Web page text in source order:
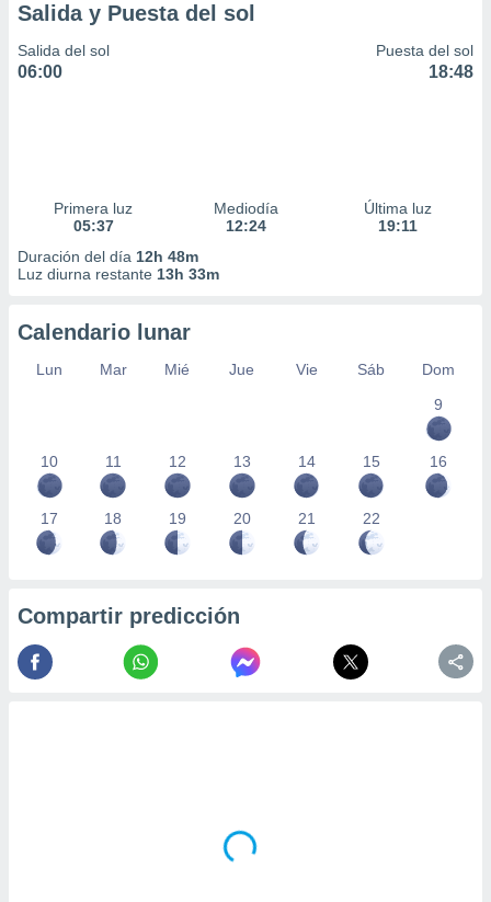
Salida y Puesta del sol
Salida del sol
06:00
Puesta del sol
18:48
Primera luz
05:37
Mediodía
12:24
Última luz
19:11
Duración del día 12h 48m
Luz diurna restante 13h 33m
Calendario lunar
Lun Mar Mié Jue Vie Sáb
Dom
9
10 11 12 13 14 15 16
17 18 19 20 21 22
Compartir predicción